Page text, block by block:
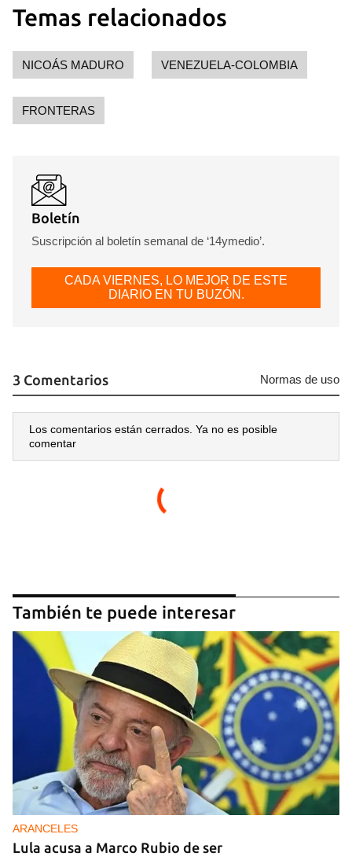
Guardar como favorito
Para poder guardar como favorito, primero has de
iniciar sesión con tu cuenta de 14ymedio.
Temas relacionados
NICOÁS MADURO VENEZUELA-COLOMBIA
FRONTERAS
Boletín
Suscripción al boletín semanal de ‘14ymedio’.
CADA VIERNES, LO MEJOR DE ESTE
DIARIO EN TU BUZÓN.
3 Comentarios Normas de uso
Los comentarios están cerrados. Ya no es posible
comentar
También te puede interesar
ARANCELES
Lula acusa a Marco Rubio de ser